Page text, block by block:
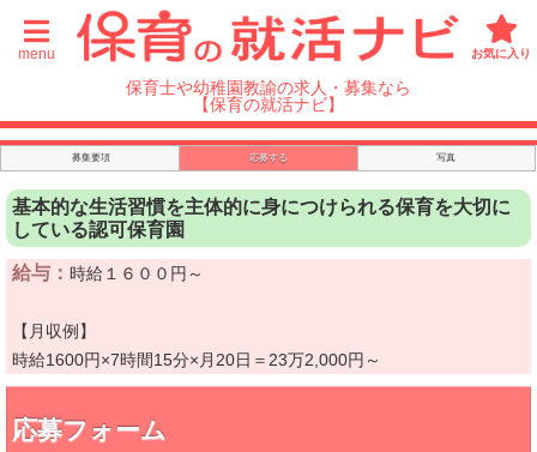
menu お気に入り
保育士や幼稚園教諭の求人・募集なら
【保育の就活ナビ】
募集要項 応募する 写真
基本的な生活習慣を主体的に身につけられる保育を大切に
している認可保育園
給与： 時給１６００円～
【月収例】
時給1600円×7時間15分×月20日＝23万2,000円～
応募フォーム